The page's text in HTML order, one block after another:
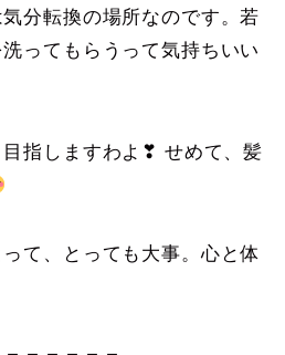
分転換の場所なのです。若
ってもらうって気持ちいい
目指しますわよ❣ せめて、髪
て、とっても大事。心と体